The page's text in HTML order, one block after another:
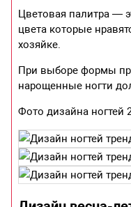
Цветовая палитра —
цвета которые
хозяйке.
При выборе формы
нарощенные ногти
Фото дизайна ногтей